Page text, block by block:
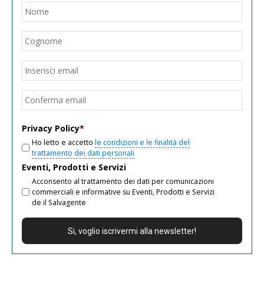
Nome
Email
Privacy Policy*
Ho letto e accetto le condizioni e le finalità del
trattamento dei dati personali
Eventi, Prodotti e Servizi
Acconsento al trattamento dei dati per comunicazioni
commerciali e informative su Eventi, Prodotti e Servizi
de il Salvagente